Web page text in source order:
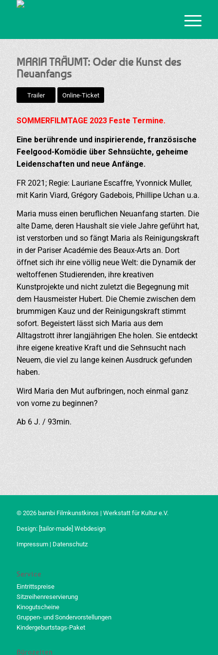
MARIA TRÄUMT: Oder die Kunst des
Neuanfangs
Trailer Online-Ticket
SOMMERFILMTAGE 2023 Feste Termine.
Eine berührende und inspirierende, französische
Feelgood-Komödie über Sehnsüchte, geheime
Leidenschaften und neue Anfänge.
FR 2021; Regie: Lauriane Escaffre, Yvonnick Muller,
mit Karin Viard, Grégory Gadebois, Phillipe Uchan u.a.
Maria muss einen beruflichen Neuanfang starten. Die
alte Dame, deren Haushalt sie viele Jahre geführt hat,
ist verstorben und so fängt Maria als Reinigungskraft
in der Pariser Académie des Beaux-Arts an. Dort
öffnet sich ihr eine völlig neue Welt: die Dynamik der
weltoffenen Studierenden, ihre kreativen
Kunstprojekte und nicht zuletzt die Begegnung mit
dem Hausmeister Hubert. Die Chemie zwischen dem
brummigen Kauz und der Reinigungskraft stimmt
sofort. Begeistert lässt sich Maria aus dem
Alltagstrott ihrer langjährigen Ehe holen. Sie entdeckt
ihre eigene kreative Kraft und die Sehnsucht nach
Neuem, die viel zu lange keinen Ausdruck gefunden
haben.
Wird Maria den Mut aufbringen, noch einmal ganz
von vorne zu beginnen?
Ab 6 J. / 93min.
© 2026 bambi Filmkunstkinos | Werkstatt für Kultur e.V.
Design: [tailor-made] Webdesign
Impressum| Datenschutz
Service
Eintrittspreise
Sitzreihenreservierung
Kinogutscheine
Gruppen- und Sondervorstellungen
Kindergeburtstags-Paket
Bürozeiten